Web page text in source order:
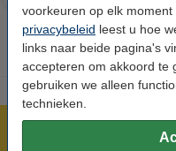
voorkeuren op elk
privacybeleid leest u hoe
links naar beide pagina's
accepteren om akkoord te
gebruiken we alleen
technieken.
Meer dan 5 miljoen